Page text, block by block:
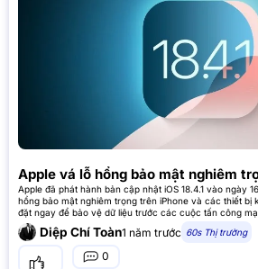
Apple vá lỗ hổng bảo mật nghiêm
Apple đã phát hành bản cập nhật iOS 18.4.1 vào ngày
hổng bảo mật nghiêm trọng trên iPhone và các thiết bị
đặt ngay để bảo vệ dữ liệu trước các cuộc tấn công
cấp bảo vệ
Diệp Chí Toàn1 năm trước 60s Thị trường
0